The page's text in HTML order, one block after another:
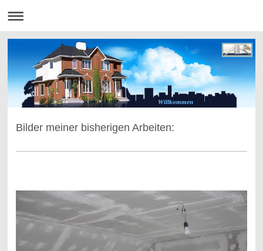
Willkommen
Bilder meiner bisherigen Arbeiten: